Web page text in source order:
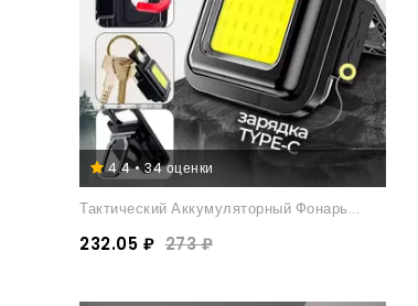
4.4 • 34 оценки
Тактический Аккумуляторный Фонарь...
232.05 ₽ 273 ₽